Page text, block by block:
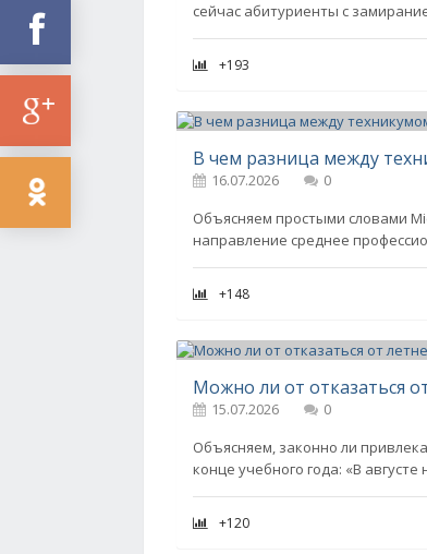
сейчас абитуриенты с
+193
16.07.2026
0
Объясняем простыми словами
направление среднее
+148
Можно ли от отказаться
15.07.2026
0
Объясняем, законно ли
конце учебного года: «В
+120